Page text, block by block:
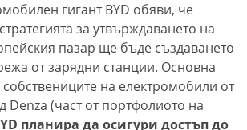
гигант BYD обяви, че
за утвърждаването на
пазар ще бъде създаването
от зарядни станции. Основна
собствениците на електромобили от
Denza (част от портфолиото на
планира да осигури достъп до